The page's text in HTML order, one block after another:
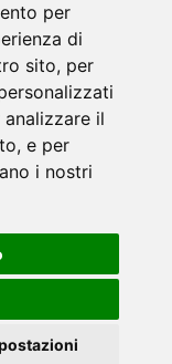
per
di
sito, per
il
e per
i nostri
da Malmö per
aereo
per
a